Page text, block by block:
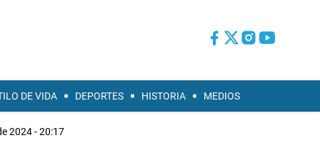
DE VIDA DEPORTES HISTORIA MEDIOS
2024 - 20:17